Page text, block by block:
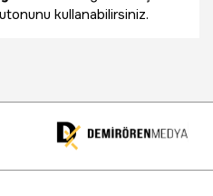
kullanabilirsiniz.